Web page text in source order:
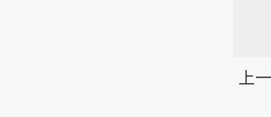
上